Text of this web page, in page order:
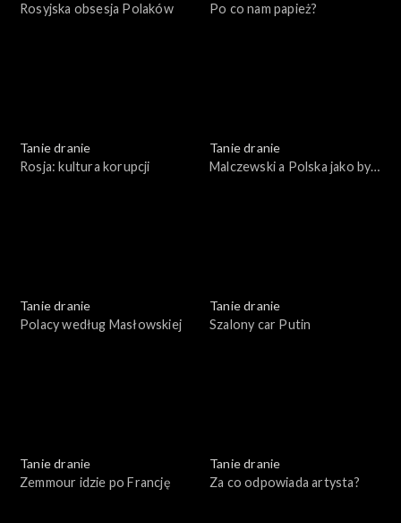
Rosyjska obsesja Polaków
Po co nam papież?
Tanie dranie
Rosja: kultura korupcji
Tanie dranie
Malczewski a Polska jako byt
Tanie dranie
Polacy według Masłowskiej
Tanie dranie
Szalony car Putin
Tanie dranie
Zemmour idzie po Francję
Tanie dranie
Za co odpowiada artysta?